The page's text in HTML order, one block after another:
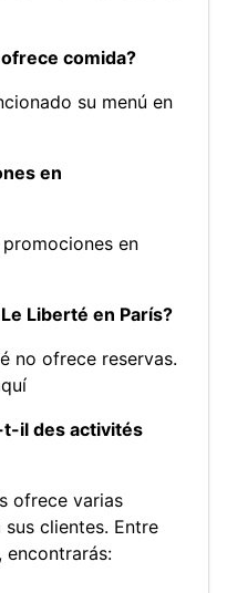
comida?
su menú en
en
en
Liberté en París?
no ofrece reservas.
t-il des activités
ofrece varias
clientes. Entre
encontrarás: